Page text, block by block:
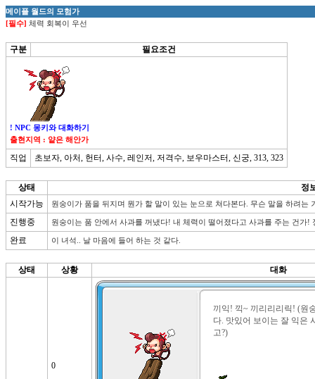
메이플 월드의 모험가
[필수] 체력 회복이 우선
구분 필요조건
! NPC 몽키와 대화하기
출현지역 : 얕은 해안가
직업 초보자, 아처, 헌터, 사수, 레인저, 저격수, 보우마스터, 신궁, 313, 323
상태
정
시작가능
원숭이가 품을 뒤지며 뭔가 할 말이 있는 눈으로 쳐다본다. 무슨 말을 하려는
진행중 원숭이는 품 안에서 사과를 꺼냈다! 내 체력이 떨어졌다고 사과를 주는 건
완료 이 녀석.. 날 마음에 들어 하는 것 같다.
상태 상황 대화
0
끼익! 끽~ 끼리리리릭! (원
다. 맛있어 보이는 잘 익은
고?)